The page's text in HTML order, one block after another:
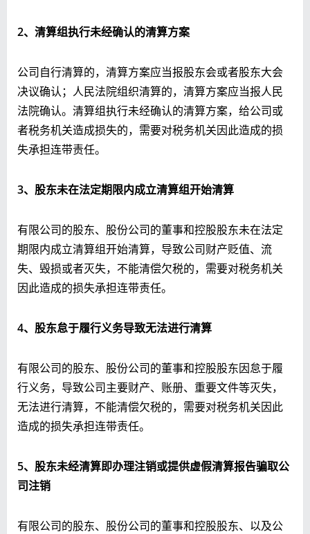
2、清算组执行未经确认的清算方案
公司自行清算的，清算方案应当报股东会或者股东大会
决议确认；人民法院组织清算的，清算方案应当报人民
法院确认。清算组执行未经确认的清算方案，给公司或
者税务机关造成损失的，需要对税务机关因此造成的损
失承担连带责任。
3、股东未在法定期限内成立清算组开始清算
有限公司的股东、股份公司的董事和控股股东未在法定
期限内成立清算组开始清算，导致公司财产贬值、流
失、毁损或者灭失，不能清偿欠税的，需要对税务机关
因此造成的损失承担连带责任。
4、股东怠于履行义务导致无法进行清算
有限公司的股东、股份公司的董事和控股股东因怠于履
行义务，导致公司主要财产、账册、重要文件等灭失，
无法进行清算，不能清偿欠税的，需要对税务机关因此
造成的损失承担连带责任。
5、股东未经清算即办理注销或提供虚假清算报告骗取公
司注销
有限公司的股东、股份公司的董事和控股股东、以及公